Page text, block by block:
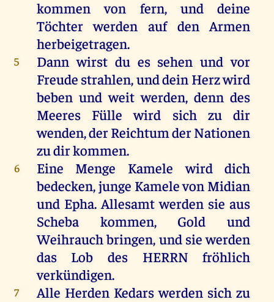
kommen
von fern, und
deine
Töchter werden auf den Armen
herbeigetragen.
5 Dann wirst du es sehen und vor
Freude strahlen,unddein Herzwird
beben und weit werden,denn des
Meeres
Fülle wird sich zu
dir
wenden,derReichtumderNationen
zudirkommen.
6 Eine Menge Kamele wird
dich
bedecken,junge Kamelevon Midian
und Epha. Allesamt werden sie aus
Scheba kommen, Gold
und
Weihrauchbringen, und sie werden
das
Lob des HERRN
fröhlich
verkündigen.
7 Alle Herden Kedars werden sich zu